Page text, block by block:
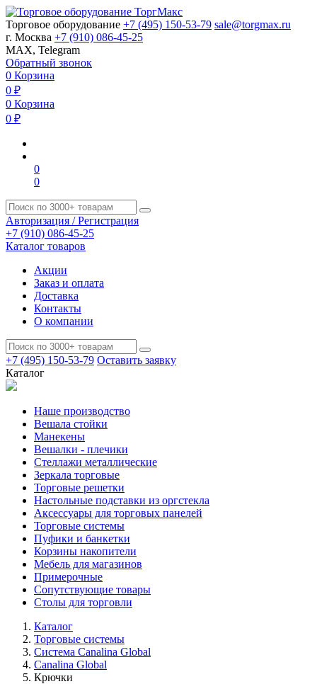
Торговое оборудование +7 (495) 150-53-79 sale@torgmax.ru
г. Москва +7 (910) 086-45-25
MAX, Telegram
Обратный звонок
0 Корзина
0 ₽
0 Корзина
0 ₽
0
0
Авторизация / Регистрация
+7 (910) 086-45-25
Каталог товаров
Акции
Заказ и оплата
Доставка
Контакты
О компании
+7 (495) 150-53-79 Оставить заявку
Каталог
Наше производство
Вешала стойки
Манекены
Вешалки - плечики
Стеллажи металлические
Зеркала торговые
Торговые решетки
Настольные подставки из оргстекла
Аксессуары для торговых панелей
Торговые системы
Пуфики и банкетки
Корзины накопители
Мебель для магазинов
Примерочные
Сопутствующие товары
Столы для торговли
Каталог
Торговые системы
Система Canalina Global
Canalina Global
Крючки